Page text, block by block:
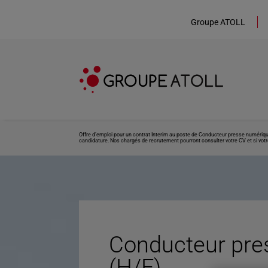
Groupe ATOLL
Offre d’emploi pour un contrat Interim au poste de Conducteur presse
candidature. Nos chargés de recrutement pourront consulter votre CV et si
Conducteur